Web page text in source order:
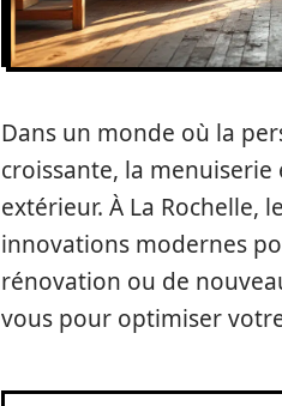
Dans un monde où la
croissante, la
extérieur. À La
innovations modernes
rénovation ou de
vous pour optimiser